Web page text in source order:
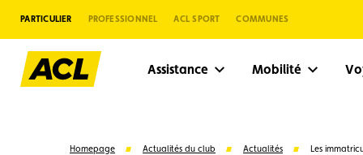
PARTICULIER PROFESSIONNEL ACL SPORT COMMUNES
Assistance Mobilité
Homepage Actualités du club Actualités Les